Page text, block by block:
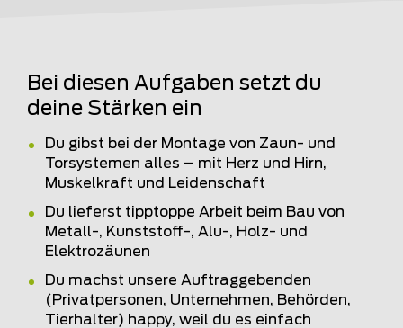
Bei diesen Aufgaben setzt du
deine Stärken ein
Du gibst bei der Montage von Zaun- und
Torsystemen alles – mit Herz und Hirn,
Muskelkraft und Leidenschaft
Du lieferst tipptoppe Arbeit beim Bau von
Metall-, Kunststoff-, Alu-, Holz- und
Elektrozäunen
Du machst unsere Auftraggebenden
(Privatpersonen, Unternehmen, Behörden,
Tierhalter) happy, weil du es einfach